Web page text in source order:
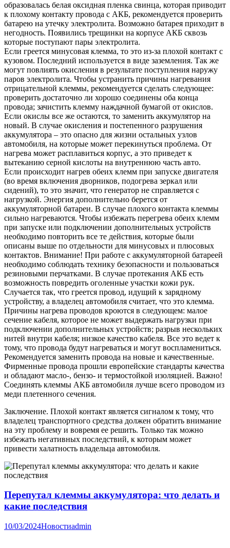
образовалась белая оксидная пленка свинца, которая приводит
к плохому контакту провода с АКБ, рекомендуется проверить
батарею на утечку электролита. Возможно батарея приходит в
негодность. Появились трещинки на корпусе АКБ сквозь
которые поступают пары электролита.
Если греется минусовая клемма, то это из-за плохой контакт с
кузовом. Последний используется в виде заземления. Так же
могут повлиять окисления в результате поступления наружу
паров электролита. Чтобы устранить причины нагревания
отрицательной клеммы, рекомендуется сделать следующее:
проверить достаточно ли хорошо соединены оба конца
провода; зачистить клемму наждачной бумагой от окислов.
Если окислы все же остаются, то заменить аккумулятор на
новый. В случае окисления и постепенного разрушения
аккумулятора – это опасно для жизни остальных узлов
автомобиля, на которые может перекинуться проблема. От
нагрева может расплавиться корпус, а это приведет к
вытеканию серной кислоты на внутреннюю часть авто.
Если происходит нагрев обеих клемм при запуске двигателя
(во время включения дворников, подогрева зеркал или
сидений), то это значит, что генератор не справляется с
нагрузкой. Энергия дополнительно берется от
аккумуляторной батареи. В случае плохого контакта клеммы
сильно нагреваются. Чтобы избежать перегрева обеих клемм
при запуске или подключении дополнительных устройств
необходимо повторить все те действия, которые были
описаны выше по отдельности для минусовых и плюсовых
контактов. Внимание! При работе с аккумуляторной батареей
необходимо соблюдать технику безопасности и пользоваться
резиновыми перчатками. В случае протекания АКБ есть
возможность повредить оголенные участки кожи рук.
Случается так, что греется провод, идущий к зарядному
устройству, а владелец автомобиля считает, что это клемма.
Причины нагрева проводов кроются в следующем: малое
сечение кабеля, которое не может выдержать нагрузки при
подключении дополнительных устройств; разрыв нескольких
нитей внутри кабеля; низкое качество кабеля. Все это ведет к
тому, что провода будут нагреваться и могут воспламениться.
Рекомендуется заменить провода на новые и качественные.
Фирменные провода прошли европейские стандарты качества
и обладают масло-, бензо- и термостойкой изоляцией. Важно!
Соединять клеммы АКБ автомобиля лучше всего проводом из
меди плетенного сечения.
Заключение. Плохой контакт является сигналом к тому, что
владелец транспортного средства должен обратить внимание
на эту проблему и вовремя ее решить. Только так можно
избежать негативных последствий, к которым может
привести халатность владельца автомобиля.
Перепутал клеммы аккумулятора: что делать и
какие последствия
10/03/2024Новостиadmin